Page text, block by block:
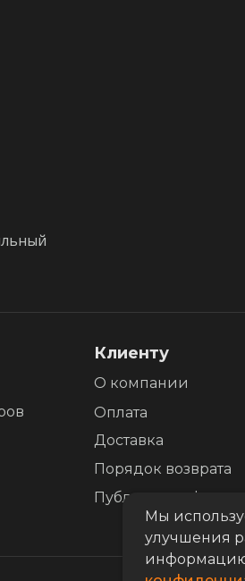
Мы
улучшения
Клиенту
О компании
Оплата
Публичная оферта
Доставка
Порядок возврата